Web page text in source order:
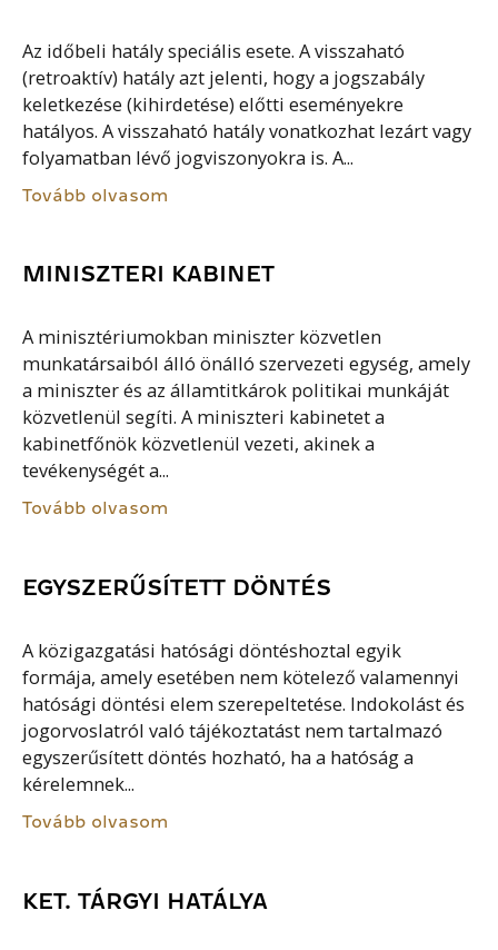
Az időbeli hatály speciális esete. A visszaható
(retroaktív) hatály azt jelenti, hogy a jogszabály
keletkezése (kihirdetése) előtti eseményekre
hatályos. A visszaható hatály vonatkozhat lezárt vagy
folyamatban lévő jogviszonyokra is. A...
Tovább olvasom
MINISZTERI KABINET
A minisztériumokban miniszter közvetlen
munkatársaiból álló önálló szervezeti egység, amely
a miniszter és az államtitkárok politikai munkáját
közvetlenül segíti. A miniszteri kabinetet a
kabinetfőnök közvetlenül vezeti, akinek a
tevékenységét a...
Tovább olvasom
EGYSZERŰSÍTETT DÖNTÉS
A közigazgatási hatósági döntéshoztal egyik
formája, amely esetében nem kötelező valamennyi
hatósági döntési elem szerepeltetése. Indokolást és
jogorvoslatról való tájékoztatást nem tartalmazó
egyszerűsített döntés hozható, ha a hatóság a
kérelemnek...
Tovább olvasom
KET. TÁRGYI HATÁLYA